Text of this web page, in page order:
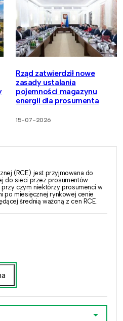
Rząd zatwierdził nowe
zasady ustalania
pojemności magazynu
energii dla prosumenta
15-07-2026
(RCE) jest przyjmowana do
do sieci przez prosumentów
czym niektórzy prosumenci w
po miesięcznej rynkowej cenie
średnią ważoną z cen RCE.